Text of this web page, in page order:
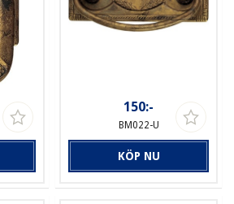
150:-
BM022-U
KÖP NU